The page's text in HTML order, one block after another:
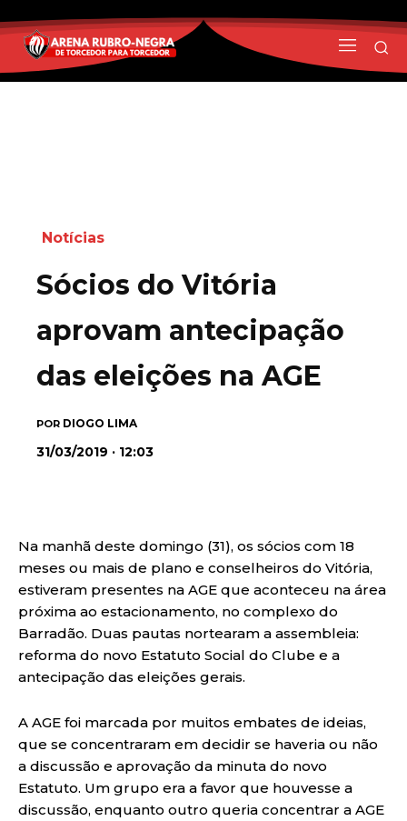
Notícias
Sócios do Vitória
aprovam antecipação
das eleições na AGE
POR DIOGO LIMA
31/03/2019 · 12:03
Na manhã deste domingo (31), os sócios com 18
meses ou mais de plano e conselheiros do Vitória,
estiveram presentes na AGE que aconteceu na área
próxima ao estacionamento, no complexo do
Barradão. Duas pautas nortearam a assembleia:
reforma do novo Estatuto Social do Clube e a
antecipação das eleições gerais.
A AGE foi marcada por muitos embates de ideias,
que se concentraram em decidir se haveria ou não
a discussão e aprovação da minuta do novo
Estatuto. Um grupo era a favor que houvesse a
discussão, enquanto outro queria concentrar a AGE